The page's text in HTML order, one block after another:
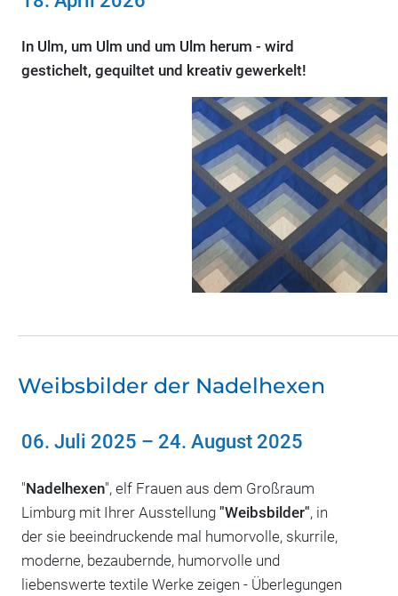
In Ulm, um Ulm und um Ulm herum - wird
gestichelt, gequiltet und kreativ gewerkelt!
Weibsbilder der Nadelhexen
06. Juli 2025 – 24. August 2025
"Nadelhexen", elf Frauen aus dem Großraum
Limburg mit Ihrer Ausstellung "Weibsbilder", in
der sie beeindruckende mal humorvolle, skurrile,
moderne, bezaubernde, humorvolle und
liebenswerte textile Werke zeigen - Überlegungen